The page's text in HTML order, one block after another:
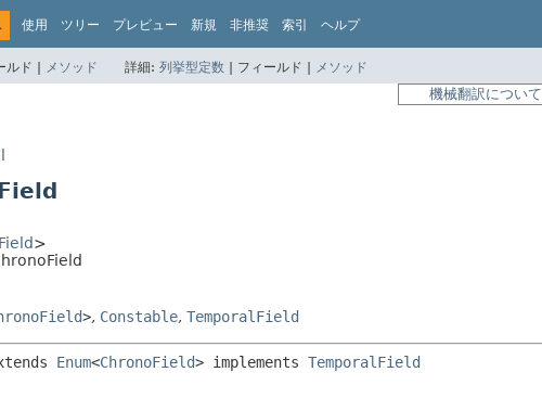
使用 ツリー プレビュー 新規 非推奨 索引 ヘルプ
ルド | メソッド 詳細: 列挙型定数 | フィールド | メソッド
機械翻訳について
>
>, Constable, TemporalField
Enum<ChronoField> implements TemporalField